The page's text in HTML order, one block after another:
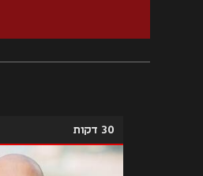
30 דקות